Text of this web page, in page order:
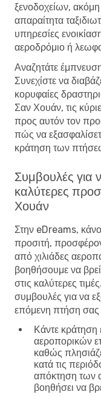
ξενοδοχείων,
απαραίτητα
υπηρεσίες
αεροδρόμιο ή
Αναζητάτε
Συνεχίστε να
κορυφαίες
Σαν Χουάν, τις
προς αυτόν τον
πώς να
κράτηση των
Συμβουλές για
καλύτερες
Χουάν
Στην eDreams,
προσιτή,
από χιλιάδες
βοηθήσουμε να
στις καλύτερες
συμβουλές για να
επόμενη πτήση
Κάντε
αεροπορικών
καθώς
κατά τις
απόκτηση των
βοηθήσει να